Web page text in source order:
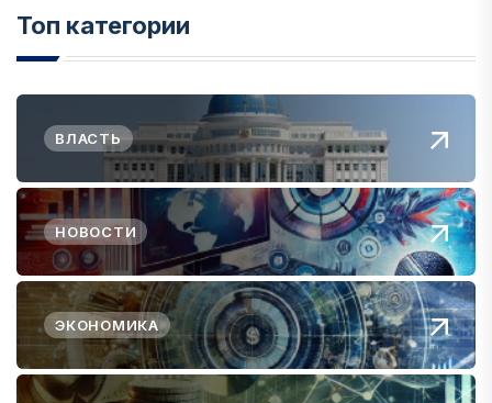
Топ категории
ВЛАСТЬ
НОВОСТИ
ЭКОНОМИКА